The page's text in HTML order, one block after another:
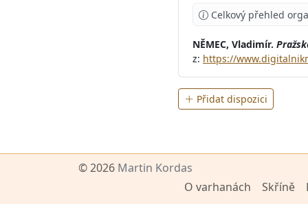
Celkový přehled
NĚMEC, Vladimír.
z: https://
Přidat dispozici
© 2026 Martin Kordas
O varhanách
Skříně